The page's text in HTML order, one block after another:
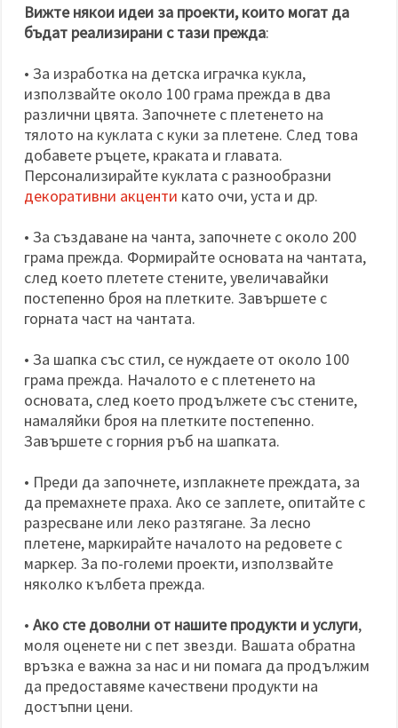
Вижте някои идеи за проекти, които могат да
бъдат реализирани с тази прежда:
• За изработка на детска играчка кукла,
използвайте около 100 грама прежда в два
различни цвята. Започнете с плетенето на
тялото на куклата с куки за плетене. След това
добавете ръцете, краката и главата.
Персонализирайте куклата с разнообразни
декоративни акценти като очи, уста и др.
• За създаване на чанта, започнете с около 200
грама прежда. Формирайте основата на чантата,
след което плетете стените, увеличавайки
постепенно броя на плетките. Завършете с
горната част на чантата.
• За шапка със стил, се нуждаете от около 100
грама прежда. Началото е с плетенето на
основата, след което продължете със стените,
намаляйки броя на плетките постепенно.
Завършете с горния ръб на шапката.
• Преди да започнете, изплакнете преждата, за
да премахнете праха. Ако се заплете, опитайте с
разресване или леко разтягане. За лесно
плетене, маркирайте началото на редовете с
маркер. За по-големи проекти, използвайте
няколко кълбета прежда.
• Ако сте доволни от нашите продукти и услуги,
моля оценете ни с пет звезди. Вашата обратна
връзка е важна за нас и ни помага да продължим
да предоставяме качествени продукти на
достъпни цени.